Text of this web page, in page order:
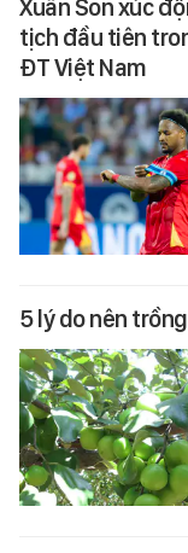
Xuân Son xúc
tịch đầu tiên
ĐT Việt Nam
5 lý do nên